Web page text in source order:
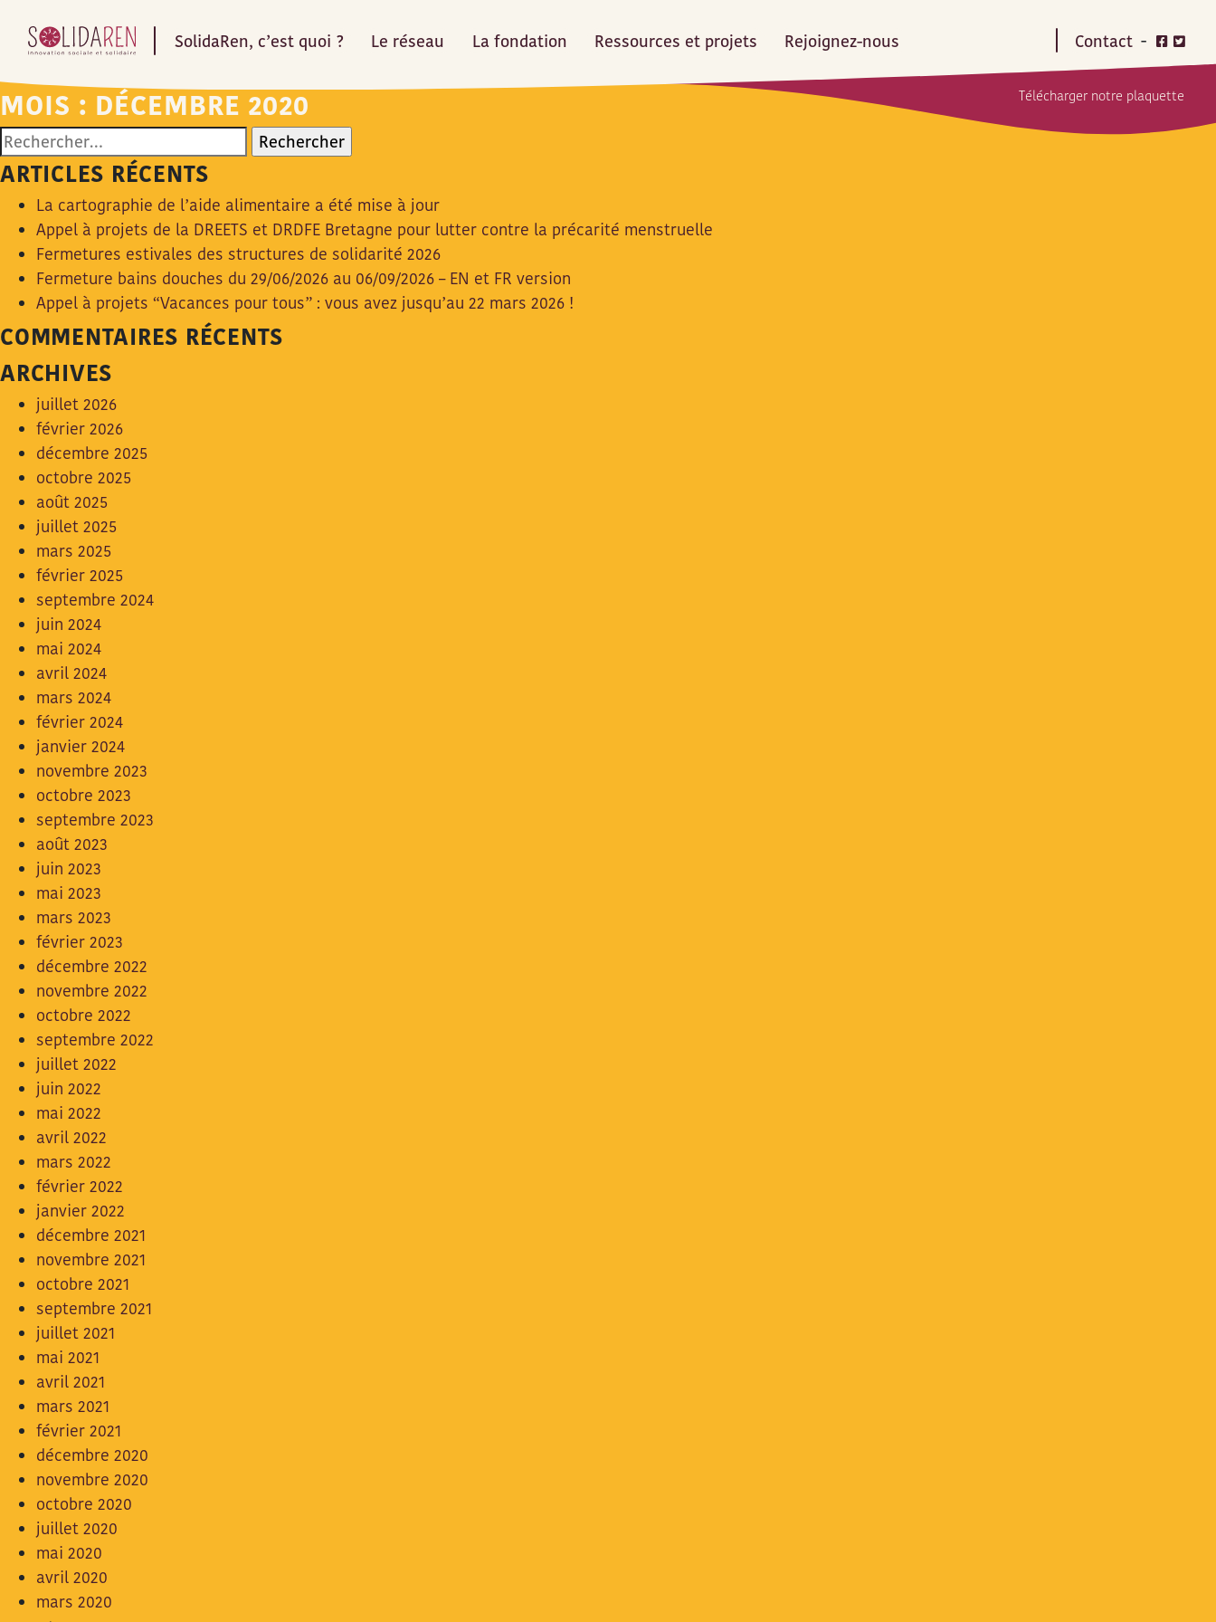
SolidaRen, c’est quoi ? Le réseau La fondation Ressources et projets Rejoignez-nous Contact
Télécharger notre plaquette
MOIS : DÉCEMBRE 2020
Rechercher :
ARTICLES RÉCENTS
La cartographie de l’aide alimentaire a été mise à jour
Appel à projets de la DREETS et DRDFE Bretagne pour lutter contre la précarité menstruelle
Fermetures estivales des structures de solidarité 2026
Fermeture bains douches du 29/06/2026 au 06/09/2026 – EN et FR version
Appel à projets “Vacances pour tous” : vous avez jusqu’au 22 mars 2026 !
COMMENTAIRES RÉCENTS
ARCHIVES
juillet 2026
février 2026
décembre 2025
octobre 2025
août 2025
juillet 2025
mars 2025
février 2025
septembre 2024
juin 2024
mai 2024
avril 2024
mars 2024
février 2024
janvier 2024
novembre 2023
octobre 2023
septembre 2023
août 2023
juin 2023
mai 2023
mars 2023
février 2023
décembre 2022
novembre 2022
octobre 2022
septembre 2022
juillet 2022
juin 2022
mai 2022
avril 2022
mars 2022
février 2022
janvier 2022
décembre 2021
novembre 2021
octobre 2021
septembre 2021
juillet 2021
mai 2021
avril 2021
mars 2021
février 2021
décembre 2020
novembre 2020
octobre 2020
juillet 2020
mai 2020
avril 2020
mars 2020